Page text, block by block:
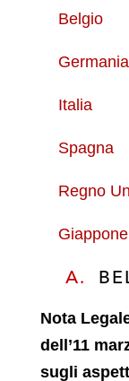
Belgio
Germania
Italia
Spagna
Regno
Giappone
A.
Nota
dell’11
sugli